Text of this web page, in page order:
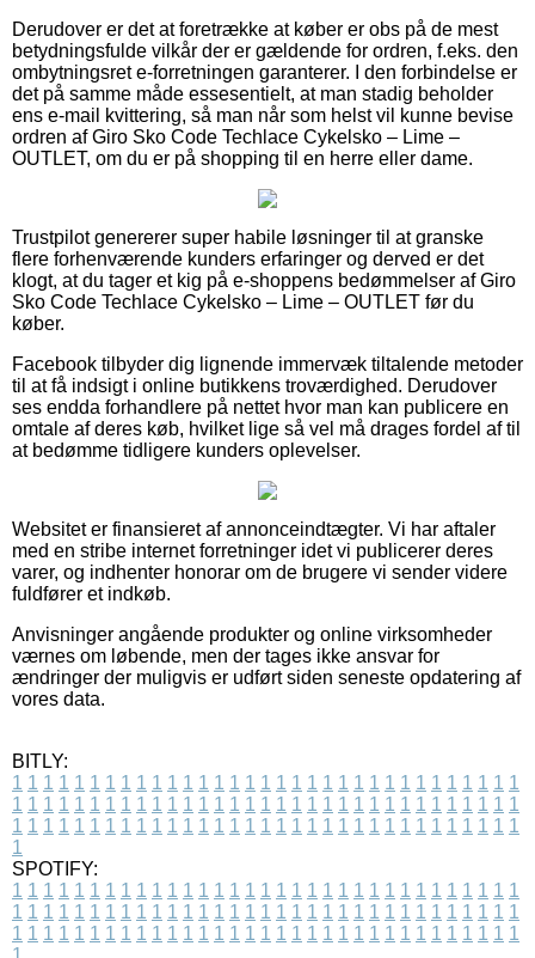
Derudover er det at foretrække at køber er obs på de mest
betydningsfulde vilkår der er gældende for ordren, f.eks. den
ombytningsret e-forretningen garanterer. I den forbindelse er
det på samme måde essesentielt, at man stadig beholder
ens e-mail kvittering, så man når som helst vil kunne bevise
ordren af Giro Sko Code Techlace Cykelsko – Lime –
OUTLET, om du er på shopping til en herre eller dame.
Trustpilot genererer super habile løsninger til at granske
flere forhenværende kunders erfaringer og derved er det
klogt, at du tager et kig på e-shoppens bedømmelser af Giro
Sko Code Techlace Cykelsko – Lime – OUTLET før du
køber.
Facebook tilbyder dig lignende immervæk tiltalende metoder
til at få indsigt i online butikkens troværdighed. Derudover
ses endda forhandlere på nettet hvor man kan publicere en
omtale af deres køb, hvilket lige så vel må drages fordel af til
at bedømme tidligere kunders oplevelser.
Websitet er finansieret af annonceindtægter. Vi har aftaler
med en stribe internet forretninger idet vi publicerer deres
varer, og indhenter honorar om de brugere vi sender videre
fuldfører et indkøb.
Anvisninger angående produkter og online virksomheder
værnes om løbende, men der tages ikke ansvar for
ændringer der muligvis er udført siden seneste opdatering af
vores data.
BITLY:
1 1 1 1 1 1 1 1 1 1 1 1 1 1 1 1 1 1 1 1 1 1 1 1 1 1 1 1 1 1 1 1 1
1 1 1 1 1 1 1 1 1 1 1 1 1 1 1 1 1 1 1 1 1 1 1 1 1 1 1 1 1 1 1 1 1
1 1 1 1 1 1 1 1 1 1 1 1 1 1 1 1 1 1 1 1 1 1 1 1 1 1 1 1 1 1 1 1 1
1
SPOTIFY:
1 1 1 1 1 1 1 1 1 1 1 1 1 1 1 1 1 1 1 1 1 1 1 1 1 1 1 1 1 1 1 1 1
1 1 1 1 1 1 1 1 1 1 1 1 1 1 1 1 1 1 1 1 1 1 1 1 1 1 1 1 1 1 1 1 1
1 1 1 1 1 1 1 1 1 1 1 1 1 1 1 1 1 1 1 1 1 1 1 1 1 1 1 1 1 1 1 1 1